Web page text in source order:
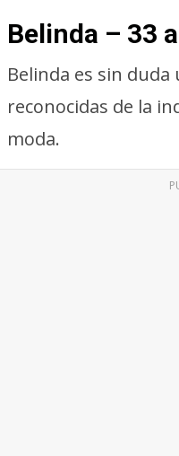
Belinda – 33
Belinda es sin
reconocidas de la
moda.